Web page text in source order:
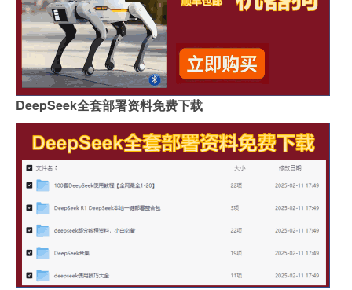
DeepSeek全套部署资料免费下载